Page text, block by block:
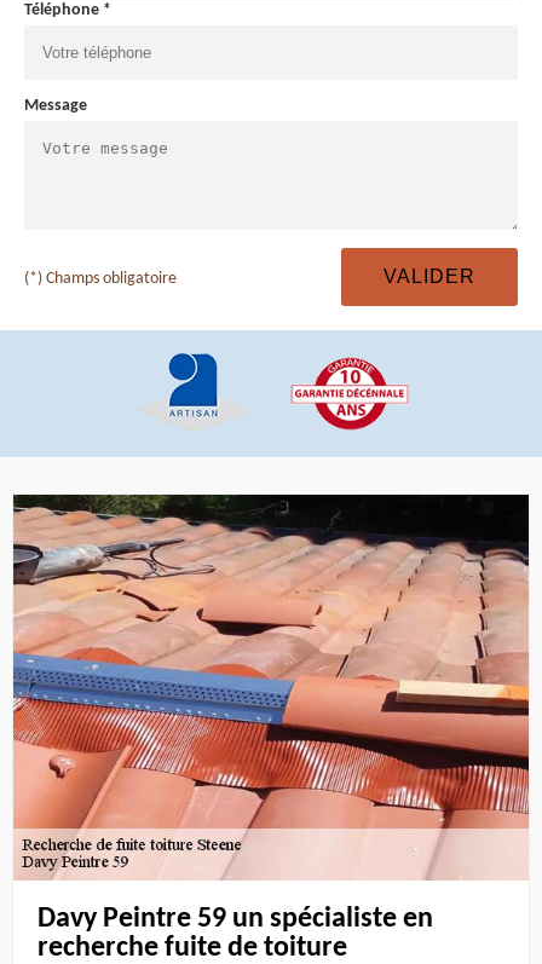
Téléphone *
Message
(*) Champs obligatoire
Davy Peintre 59 un spécialiste en
recherche fuite de toiture